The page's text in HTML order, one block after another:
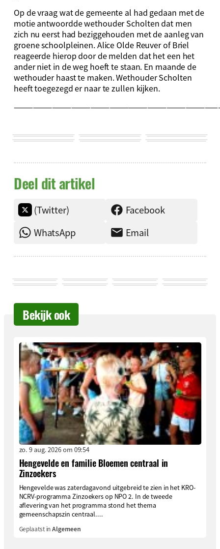
Op de vraag wat de gemeente al had gedaan met de
motie antwoordde wethouder Scholten dat men
zich nu eerst had beziggehouden met de aanleg van
groene schoolpleinen. Alice Olde Reuver of Briel
reageerde hierop door de melden dat het een het
ander niet in de weg hoeft te staan. En maande de
wethouder haast te maken. Wethouder Scholten
heeft toegezegd er naar te zullen kijken.
Deel dit artikel
(Twitter)
Facebook
WhatsApp
Email
Bekijk ook
zo. 9 aug. 2026 om 09:54
Hengevelde en familie Bloemen centraal in
Zinzoekers
Hengevelde was zaterdagavond uitgebreid te zien in het KRO-
NCRV-programma Zinzoekers op NPO 2. In de tweede
aflevering van het programma stond het thema
gemeenschapszin centraal....
Geplaatst inAlgemeen